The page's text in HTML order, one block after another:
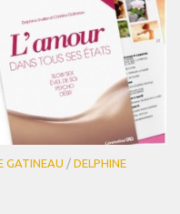
GATINEAU / DELPHINE